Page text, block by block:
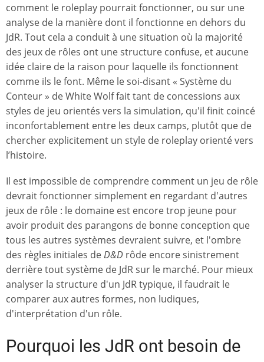
comment le roleplay pourrait fonctionner, ou sur une
analyse de la manière dont il fonctionne en dehors du
JdR. Tout cela a conduit à une situation où la majorité
des jeux de rôles ont une structure confuse, et aucune
idée claire de la raison pour laquelle ils fonctionnent
comme ils le font. Même le soi-disant « Système du
Conteur » de White Wolf fait tant de concessions aux
styles de jeu orientés vers la simulation, qu'il finit coincé
inconfortablement entre les deux camps, plutôt que de
chercher explicitement un style de roleplay orienté vers
l’histoire.
Il est impossible de comprendre comment un jeu de rôle
devrait fonctionner simplement en regardant d'autres
jeux de rôle : le domaine est encore trop jeune pour
avoir produit des parangons de bonne conception que
tous les autres systèmes devraient suivre, et l'ombre
des règles initiales deD&D rôde encore sinistrement
derrière tout système de JdR sur le marché. Pour mieux
analyser la structure d'un JdR typique, il faudrait le
comparer aux autres formes, non ludiques,
d'interprétation d'un rôle.
Pourquoi les JdR ont besoin de